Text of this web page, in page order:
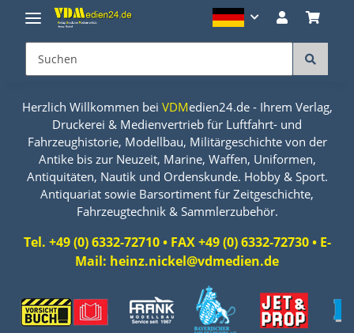
Herzlich Willkommen bei VDMedien24.de - Ihrem Verlag,
Druckerei & Medienvertrieb für Luftfahrt- und
Fahrzeughistorie, Modellbau, Militärgeschichte von der
Antike bis zur Neuzeit, Marine, Waffen, Uniformen,
Antiquitäten, Nautik und Ordenskunde. Hobby & Sport.
Antiquariat sowie Barsortiment für Zeitgeschichte,
Fahrzeugtechnik & Sammlerzubehör.
Tel. +49 (0) 6332-72710 • FAX +49 (0) 6332-72730 • E-
Mail: heinz.nickel@vdmedien.de